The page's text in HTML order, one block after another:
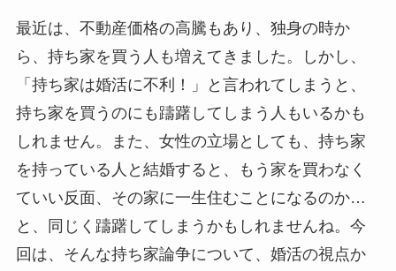
最近は、不動産価格の高騰もあり、独身の時か
ら、持ち家を買う人も増えてきました。しかし、
「持ち家は婚活に不利！」と言われてしまうと、
持ち家を買うのにも躊躇してしまう人もいるかも
しれません。また、女性の立場としても、持ち家
を持っている人と結婚すると、もう家を買わなく
ていい反面、その家に一生住むことになるのか…
と、同じく躊躇してしまうかもしれませんね。今
回は、そんな持ち家論争について、婚活の視点か